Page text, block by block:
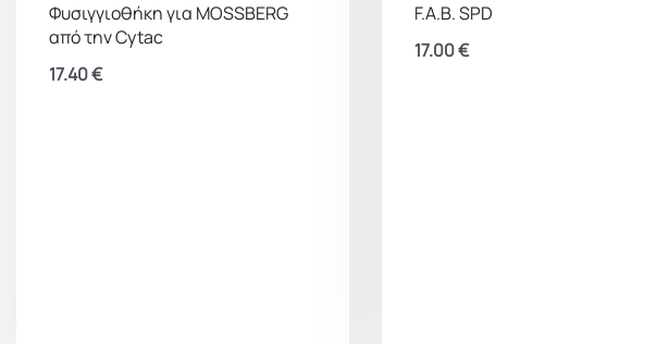
Φυσιγγιοθήκη για MOSSBERG
από την Cytac
17.40€
F.A.B. SPD
17.00€